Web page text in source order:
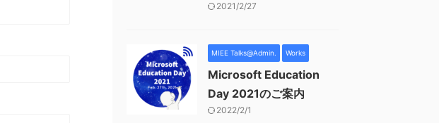
2021/2/27
MIEE Talks@Admin. Works
Microsoft Education
Day 2021のご案内
2022/2/1